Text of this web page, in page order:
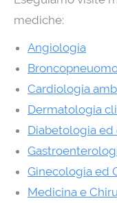
mediche:
Angiologia
Cardiologia
Dermatologia
Diabetologia
Ginecologia ed
Medicina e